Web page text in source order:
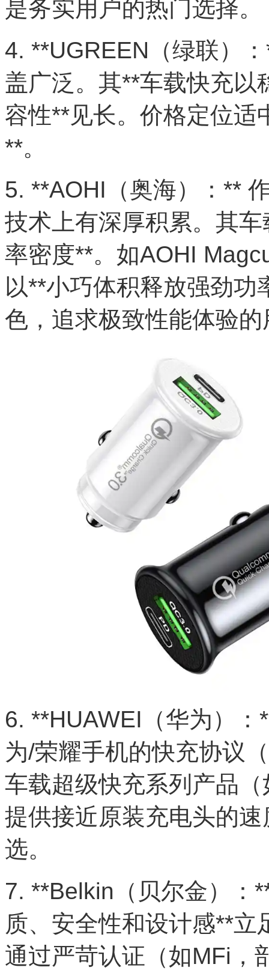
是务实用户的热门选择。
4. **UGREEN（绿联）
盖广泛。其**车载快充以
容性**见长。价格定位适
**。
5. **AOHI（奥海）：**
技术上有深厚积累。其
率密度**。如AOHI
以**小巧体积释放强劲
色，追求极致性能体验
6. **HUAWEI（华为）
为/荣耀手机的快充协议
车载超级快充系列产品
提供接近原装充电头的
选。
7. **Belkin（贝尔金）：
质、安全性和设计感**
通过严苛认证（如MFi，